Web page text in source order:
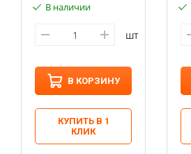
В наличии
шт
В КОРЗИНУ
КУПИТЬ В 1
КЛИК